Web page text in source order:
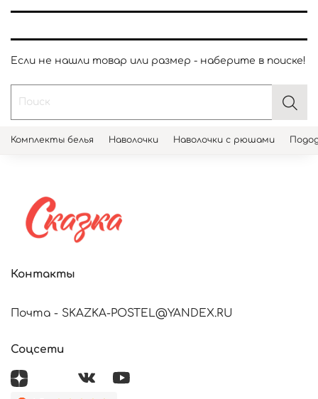
Если не нашли товар или размер - наберите в поиске!
Комплекты белья Наволочки Наволочки с рюшами
Контакты
Почта - SKAZKA-POSTEL@YANDEX.RU
Соцсети